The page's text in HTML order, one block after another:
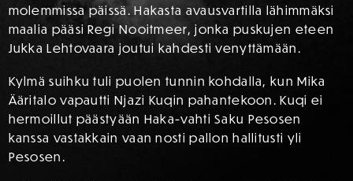
molemmissa päissä. Hakasta avausvartilla lähimmäksi
maalia pääsi Regi Nooitmeer, jonka puskujen eteen
Jukka Lehtovaara joutui kahdesti venyttämään.
Kylmä suihku tuli puolen tunnin kohdalla, kun Mika
Ääritalo vapautti Njazi Kuqin pahantekoon. Kuqi ei
hermoillut päästyään Haka-vahti Saku Pesosen
kanssa vastakkain vaan nosti pallon hallitusti yli
Pesosen.